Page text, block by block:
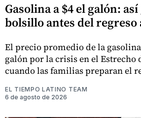
Gasolina a $4 el galón:
bolsillo antes del regreso
El precio promedio de la
galón por la crisis en el Estrecho
cuando las familias preparan el
EL TIEMPO LATINO TEAM
6 de agosto de 2026